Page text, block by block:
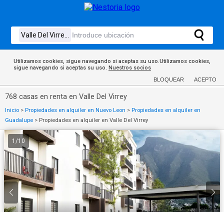
Utilizamos cookies, sigue navegando si aceptas su uso.Utilizamos cookies,
sigue navegando si aceptas su uso. Nuestros socios
BLOQUEAR ACEPTO
768 casas en renta en Valle Del Virrey
Inicio > Propiedades en alquiler en Nuevo Leon > Propiedades en alquiler en
Guadalupe > Propiedades en alquiler en Valle Del Virrey
1 /10